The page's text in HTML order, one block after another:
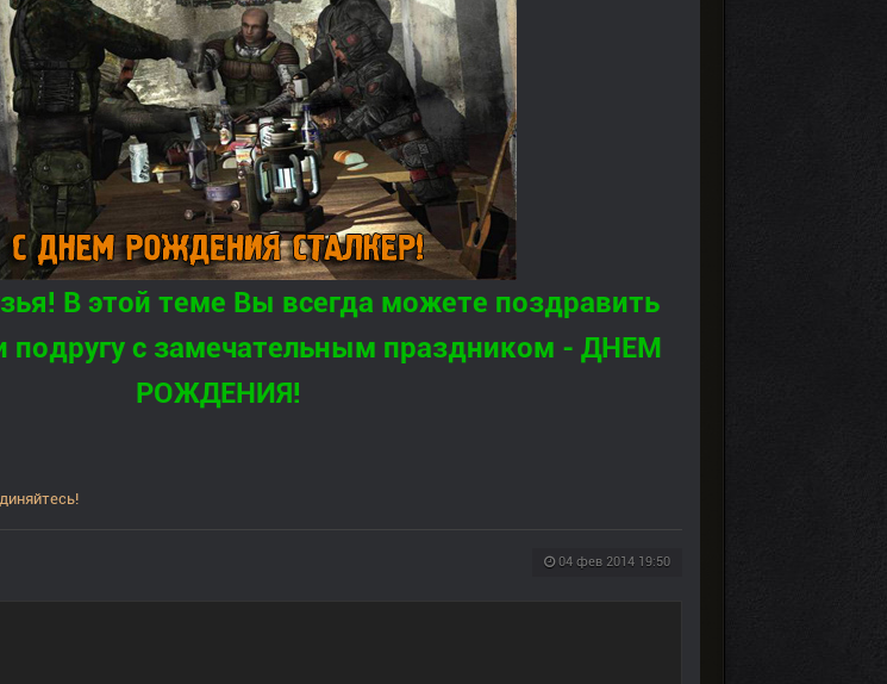
В этой теме Вы всегда можете поздравить
подругу с замечательным праздником - ДНЕМ
РОЖДЕНИЯ!
04 фев 2014 19:50